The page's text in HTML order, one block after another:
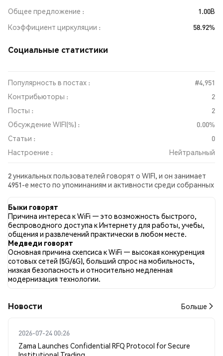
Общее предложение
1.00B
Коэффициент циркуляции
58.92%
Социальные статистики
Популярность в постах :
#4,951
Контрибьюторы :
2
Посты :
2
Обсуждение WIFI(%) :
0.00%
Статьи :
0
Настроение :
Нейтральный
2 уникальных пользователей говорят о WIFI, и он занимает
4951-е место по упоминаниям и активности среди собранных
во всех социальных сетях было Нейтральный. Всего было
опубликовано 0 новостных статей о WIFI. В Twitter 0.00%
твитов имели бычий настрой по сравнению с 100.00% твитов
с медвежьим настроем по WIFI. 0.00% твитов были
нейтральными по отношению к WIFI. Эти данные основаны
на 1 твитах.
Быки говорят
Причина интереса к WiFi — это возможность быстрого,
беспроводного доступа к Интернету для работы, учебы,
общения и развлечений практически в любом месте.
Медведи говорят
Основная причина скепсиса к WiFi — высокая конкуренция
сотовых сетей (5G/6G), больший спрос на мобильность,
низкая безопасность и относительно медленная
модернизация технологии.
Новости Больше
2026-07-24 00:26
Zama Launches Confidential RFQ Protocol for Secure